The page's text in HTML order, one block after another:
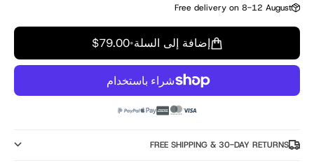
Free delivery on 8-12 August
إضافة إلى السلة•
$79.00
FREE SHIPPING & 30-DAY RETURNS